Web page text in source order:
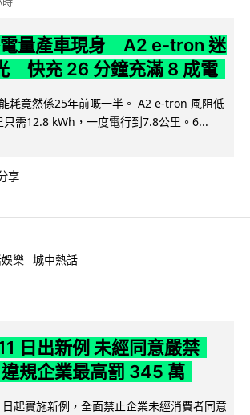
量產車現身 A2 e-tron 迷
快充 26 分鐘充滿 8 成電
耗竟然係25年前嘅一半。 A2 e-tron 風阻低
只需12.8 kWh，一度電行到7.8公里。6...
享
樂 城中熱話
日出新例 未經同意嚴禁
規企業最高罰 345 萬
起實施新例，全面禁止企業未經消費者同意